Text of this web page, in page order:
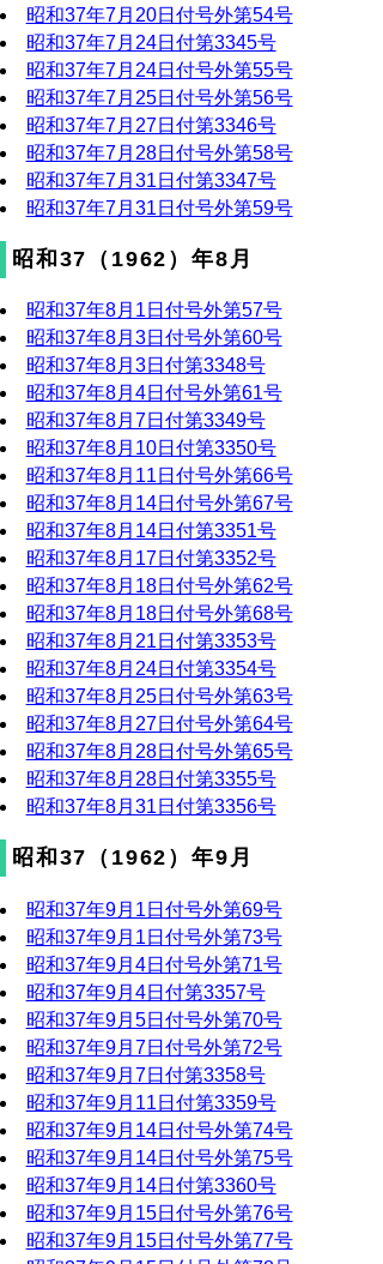
昭和37年7月20日付号外第54号
昭和37年7月24日付第3345号
昭和37年7月24日付号外第55号
昭和37年7月25日付号外第56号
昭和37年7月27日付第3346号
昭和37年7月28日付号外第58号
昭和37年7月31日付第3347号
昭和37年7月31日付号外第59号
昭和37（1962）年8月
昭和37年8月1日付号外第57号
昭和37年8月3日付号外第60号
昭和37年8月3日付第3348号
昭和37年8月4日付号外第61号
昭和37年8月7日付第3349号
昭和37年8月10日付第3350号
昭和37年8月11日付号外第66号
昭和37年8月14日付号外第67号
昭和37年8月14日付第3351号
昭和37年8月17日付第3352号
昭和37年8月18日付号外第62号
昭和37年8月18日付号外第68号
昭和37年8月21日付第3353号
昭和37年8月24日付第3354号
昭和37年8月25日付号外第63号
昭和37年8月27日付号外第64号
昭和37年8月28日付号外第65号
昭和37年8月28日付第3355号
昭和37年8月31日付第3356号
昭和37（1962）年9月
昭和37年9月1日付号外第69号
昭和37年9月1日付号外第73号
昭和37年9月4日付号外第71号
昭和37年9月4日付第3357号
昭和37年9月5日付号外第70号
昭和37年9月7日付号外第72号
昭和37年9月7日付第3358号
昭和37年9月11日付第3359号
昭和37年9月14日付号外第74号
昭和37年9月14日付号外第75号
昭和37年9月14日付第3360号
昭和37年9月15日付号外第76号
昭和37年9月15日付号外第77号